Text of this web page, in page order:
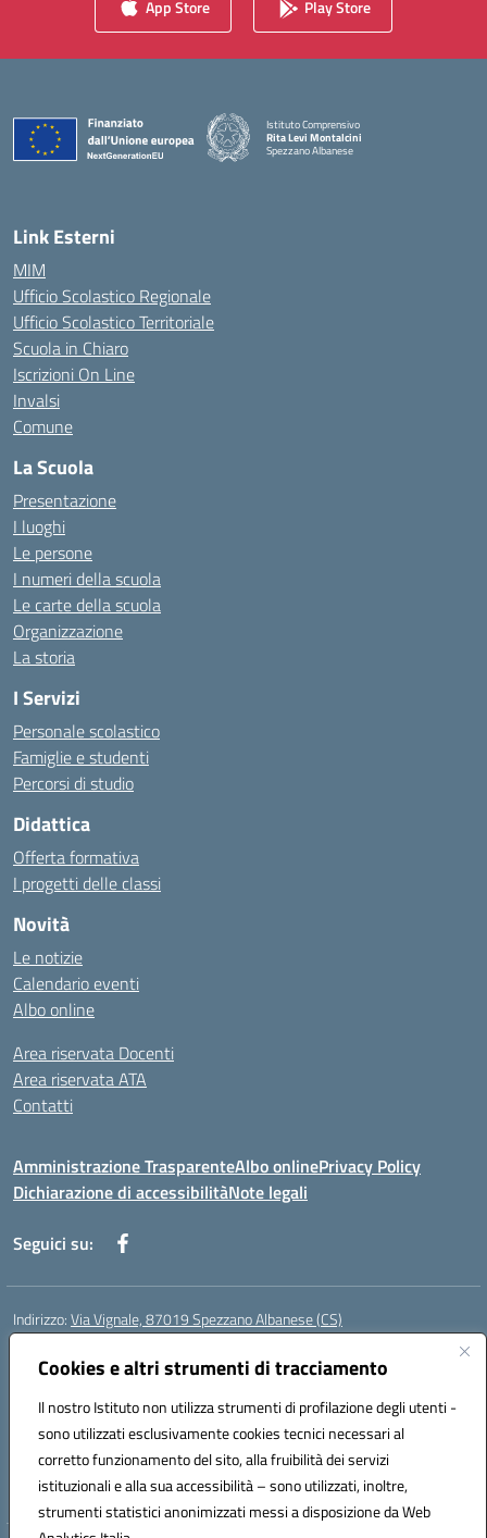
Cookies e altri strumenti di tracciamento
Il nostro Istituto non utilizza strumenti di profilazione degli utenti -
sono utilizzati esclusivamente cookies tecnici necessari al
corretto funzionamento del sito, alla fruibilità dei servizi
istituzionali e alla sua accessibilità – sono utilizzati, inoltre,
strumenti statistici anonimizzati messi a disposizione da Web
App Store Play Store
Istituto Comprensivo
Rita Levi Montalcini
Spezzano Albanese
— Visita la pagina iniziale della scuola
Link Esterni
MIM
Ufficio Scolastico Regionale
Ufficio Scolastico Territoriale
Scuola in Chiaro
Iscrizioni On Line
Invalsi
Comune
La Scuola
Presentazione
I luoghi
Le persone
I numeri della scuola
Le carte della scuola
Organizzazione
La storia
I Servizi
Personale scolastico
Famiglie e studenti
Percorsi di studio
Didattica
Offerta formativa
I progetti delle classi
Novità
Le notizie
Calendario eventi
Albo online
Area riservata Docenti
Area riservata ATA
Contatti
Amministrazione TrasparenteAlbo onlinePrivacy Policy
Dichiarazione di accessibilitàNote legali
Seguici su:
Indirizzo:Via Vignale, 87019 Spezzano Albanese (CS)
Centralino:
Posta elettronica certificata (PEC):csic878003@pec.istruzione.it
Codice fiscale: 94018300783
Codice meccanografico:CSIC878003
Codice Indice delle Pubbliche Amministrazioni (IPA): istsc_csic878003
Codice unico di fatturazione (CUF): UFK2HU